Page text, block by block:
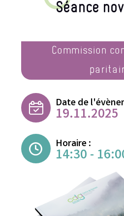
Séance
Commission
Date de
19.11.2025
Horaire :
14:30 -